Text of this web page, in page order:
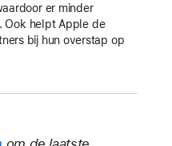
er minder
Ook helpt Apple de
bij hun overstap op